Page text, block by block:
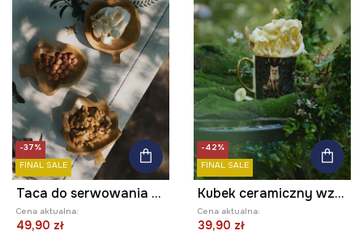
-37%
FINAL SALE
Taca do serwowania drewniana (3-pack)
Cena aktualna:
49,90 zł
-42%
FINAL SALE
Kubek ceramiczny wzorzysty 460 ml
Cena aktualna:
39,90 zł